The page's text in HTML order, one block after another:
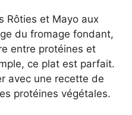
Rôties et Mayo aux
du fromage fondant,
entre protéines et
ce plat est parfait.
avec une recette de
protéines végétales.